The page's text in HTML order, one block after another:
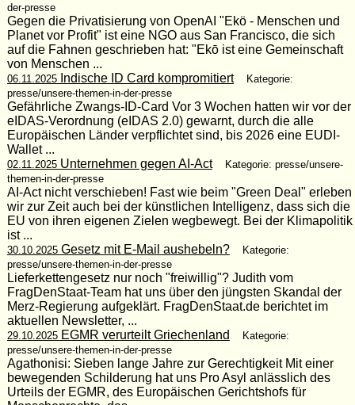
der-presse
Gegen die Privatisierung von OpenAI "Ekö - Menschen und
Planet vor Profit" ist eine NGO aus San Francisco, die sich
auf die Fahnen geschrieben hat: "Ekō ist eine Gemeinschaft
von Menschen ...
06.11.2025Indische ID Card kompromitiert
Kategorie:
presse/unsere-themen-in-der-presse
Gefährliche Zwangs-ID-Card Vor 3 Wochen hatten wir vor der
eIDAS-Verordnung (eIDAS 2.0) gewarnt, durch die alle
Europäischen Länder verpflichtet sind, bis 2026 eine EUDI-
Wallet ...
02.11.2025Unternehmen gegen AI-Act
Kategorie: presse/unsere-
themen-in-der-presse
AI-Act nicht verschieben! Fast wie beim "Green Deal" erleben
wir zur Zeit auch bei der künstlichen Intelligenz, dass sich die
EU von ihren eigenen Zielen wegbewegt. Bei der Klimapolitik
ist ...
30.10.2025Gesetz mit E-Mail aushebeln?
Kategorie:
presse/unsere-themen-in-der-presse
Lieferkettengesetz nur noch "freiwillig"? Judith vom
FragDenStaat-Team hat uns über den jüngsten Skandal der
Merz-Regierung aufgeklärt. FragDenStaat.de berichtet im
aktuellen Newsletter, ...
29.10.2025EGMR verurteilt Griechenland
Kategorie:
presse/unsere-themen-in-der-presse
Agathonisi: Sieben lange Jahre zur Gerechtigkeit Mit einer
bewegenden Schilderung hat uns Pro Asyl anlässlich des
Urteils der EGMR, des Europäischen Gerichtshofs für